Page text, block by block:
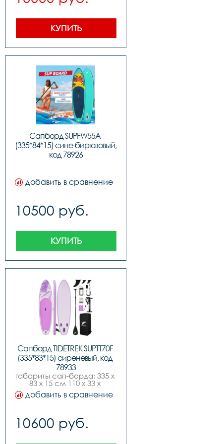
КУПИТЬ
Сапборд SUPFW55A
(335*84*15) сине-бирюзовый,
код 78926
добавить в сравнение
10500 руб.
КУПИТЬ
Сапборд TIDETREK SUPTT70F
(335*83*15) сиреневый, код
78933
габариты сап-борда: 335 х
83 х 15 см 110 х 33 х
6,максимальное
давление: 15 psi 1
12ndash15
psi,максимальная
добавить в сравнение
10600 руб.